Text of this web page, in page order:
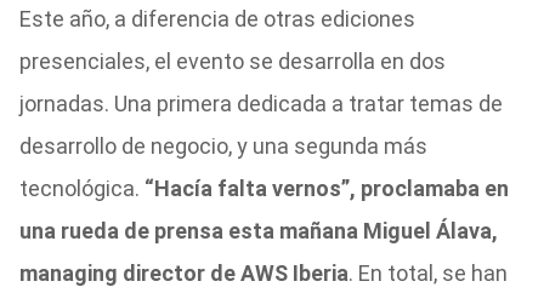
Este año, a diferencia de otras ediciones
presenciales, el evento se desarrolla en dos
jornadas. Una primera dedicada a tratar temas de
desarrollo de negocio, y una segunda más
tecnológica. “Hacía falta vernos”, proclamaba en
una rueda de prensa esta mañana Miguel Álava,
managing director de AWS Iberia. En total, se han